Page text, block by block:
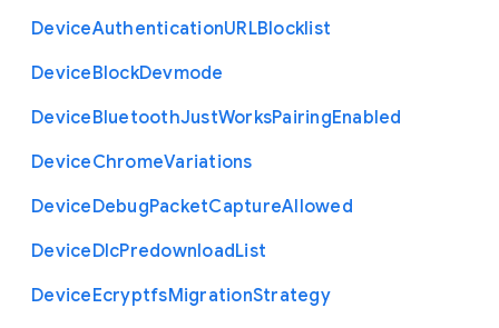
DeviceAuthenticationURLBlocklist
DeviceBlockDevmode
DeviceBluetoothJustWorksPairingEnabled
DeviceChromeVariations
DeviceDebugPacketCaptureAllowed
DeviceDlcPredownloadList
DeviceEcryptfsMigrationStrategy